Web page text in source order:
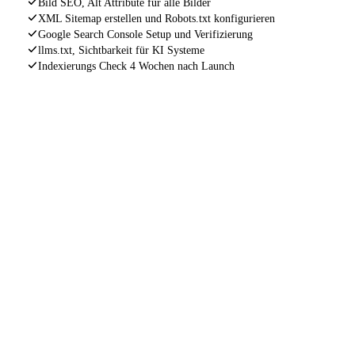
XML Sitemap erstellen und Robots.txt konfigurieren
Google Search Console Setup und Verifizierung
llms.txt, Sichtbarkeit für KI Systeme
Indexierungs Check 4 Wochen nach Launch